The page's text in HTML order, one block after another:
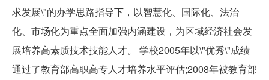
求发展\"的办学思路指导下，以智慧化、国际化、法治
化、市场化为重点全面加强内涵建设，为区域经济社会发
展培养高素质技术技能人才。 学校2005年以\"优秀\"成绩
通过了教育部高职高专人才培养水平评估;2008年被教育部